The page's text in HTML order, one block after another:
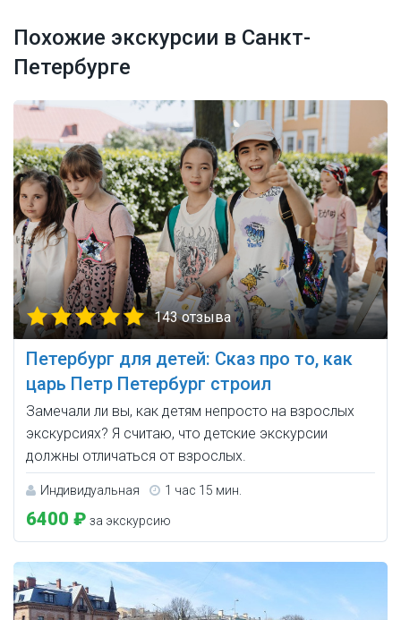
Похожие экскурсии в Санкт-
Петербурге
143 отзыва
Петербург для детей: Сказ про то, как
царь Петр Петербург строил
Замечали ли вы, как детям непросто на взрослых
экскурсиях? Я считаю, что детские экскурсии
должны отличаться от взрослых.
Индивидуальная 1 час 15 мин.
6400 ₽ за экскурсию